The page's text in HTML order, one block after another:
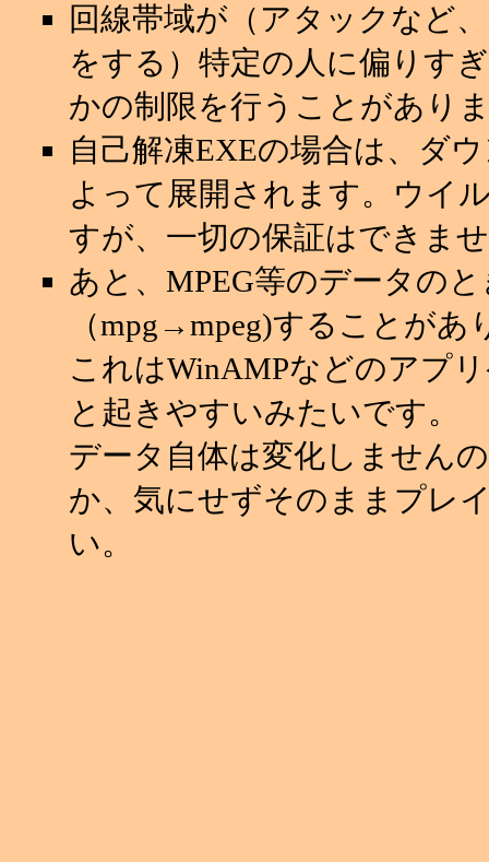
回線帯域が（アタックなど
をする）特定の人に偏りす
かの制限を行うことがあり
自己解凍EXEの場合は、ダ
よって展開されます。ウイ
すが、一切の保証はできま
あと、MPEG等のデータの
（mpg→mpeg)することがあ
これはWinAMPなどのアプ
と起きやすいみたいです。
データ自体は変化しません
か、気にせずそのままプレ
い。